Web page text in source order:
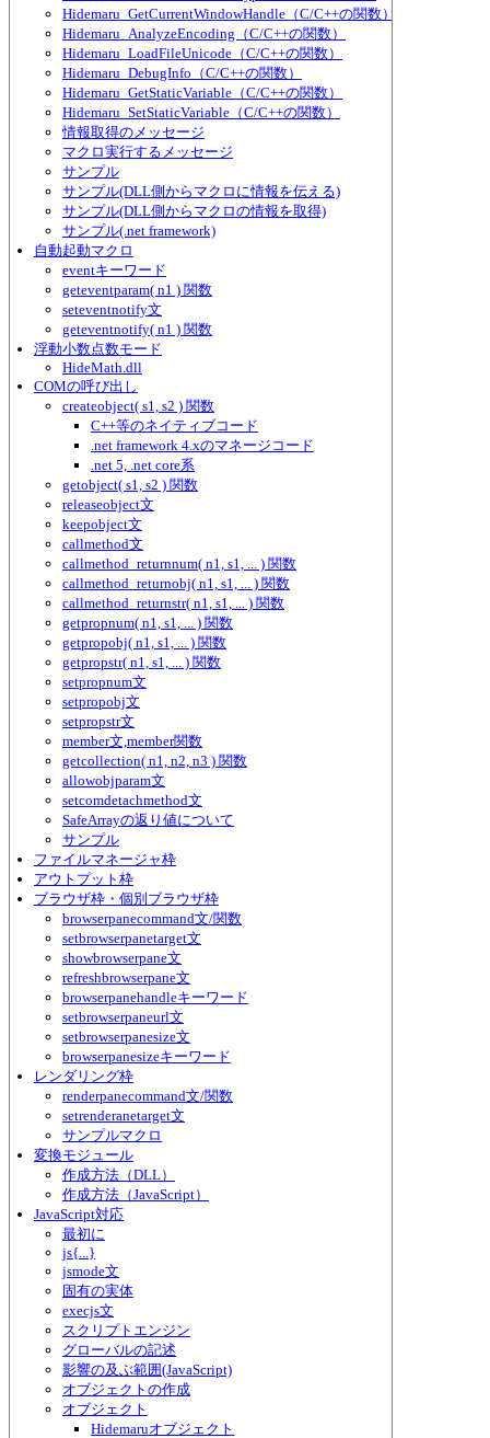
Hidemaru_GetCurrentWindowHandle（C/C++の関数）
Hidemaru_AnalyzeEncoding（C/C++の関数）
Hidemaru_LoadFileUnicode（C/C++の関数）
Hidemaru_DebugInfo（C/C++の関数）
Hidemaru_GetStaticVariable（C/C++の関数）
Hidemaru_SetStaticVariable（C/C++の関数）
情報取得のメッセージ
マクロ実行するメッセージ
サンプル
サンプル(DLL側からマクロに情報を伝える)
サンプル(DLL側からマクロの情報を取得)
サンプル(.net framework)
自動起動マクロ
eventキーワード
geteventparam( n1 ) 関数
seteventnotify文
geteventnotify( n1 ) 関数
浮動小数点数モード
HideMath.dll
COMの呼び出し
createobject( s1, s2 ) 関数
C++等のネイティブコード
.net framework 4.xのマネージコード
.net 5, .net core系
getobject( s1, s2 ) 関数
releaseobject文
keepobject文
callmethod文
callmethod_returnnum( n1, s1, ... ) 関数
callmethod_returnobj( n1, s1, ... ) 関数
callmethod_returnstr( n1, s1, ... ) 関数
getpropnum( n1, s1, ... ) 関数
getpropobj( n1, s1, ... ) 関数
getpropstr( n1, s1, ... ) 関数
setpropnum文
setpropobj文
setpropstr文
member文,member関数
getcollection( n1, n2, n3 ) 関数
allowobjparam文
setcomdetachmethod文
SafeArrayの返り値について
サンプル
ファイルマネージャ枠
アウトプット枠
ブラウザ枠・個別ブラウザ枠
browserpanecommand文/関数
setbrowserpanetarget文
showbrowserpane文
refreshbrowserpane文
browserpanehandleキーワード
setbrowserpaneurl文
setbrowserpanesize文
browserpanesizeキーワード
レンダリング枠
renderpanecommand文/関数
setrenderanetarget文
サンプルマクロ
変換モジュール
作成方法（DLL）
作成方法（JavaScript）
JavaScript対応
最初に
js{...}
jsmode文
固有の実体
execjs文
スクリプトエンジン
グローバルの記述
影響の及ぶ範囲(JavaScript)
オブジェクトの作成
オブジェクト
Hidemaruオブジェクト